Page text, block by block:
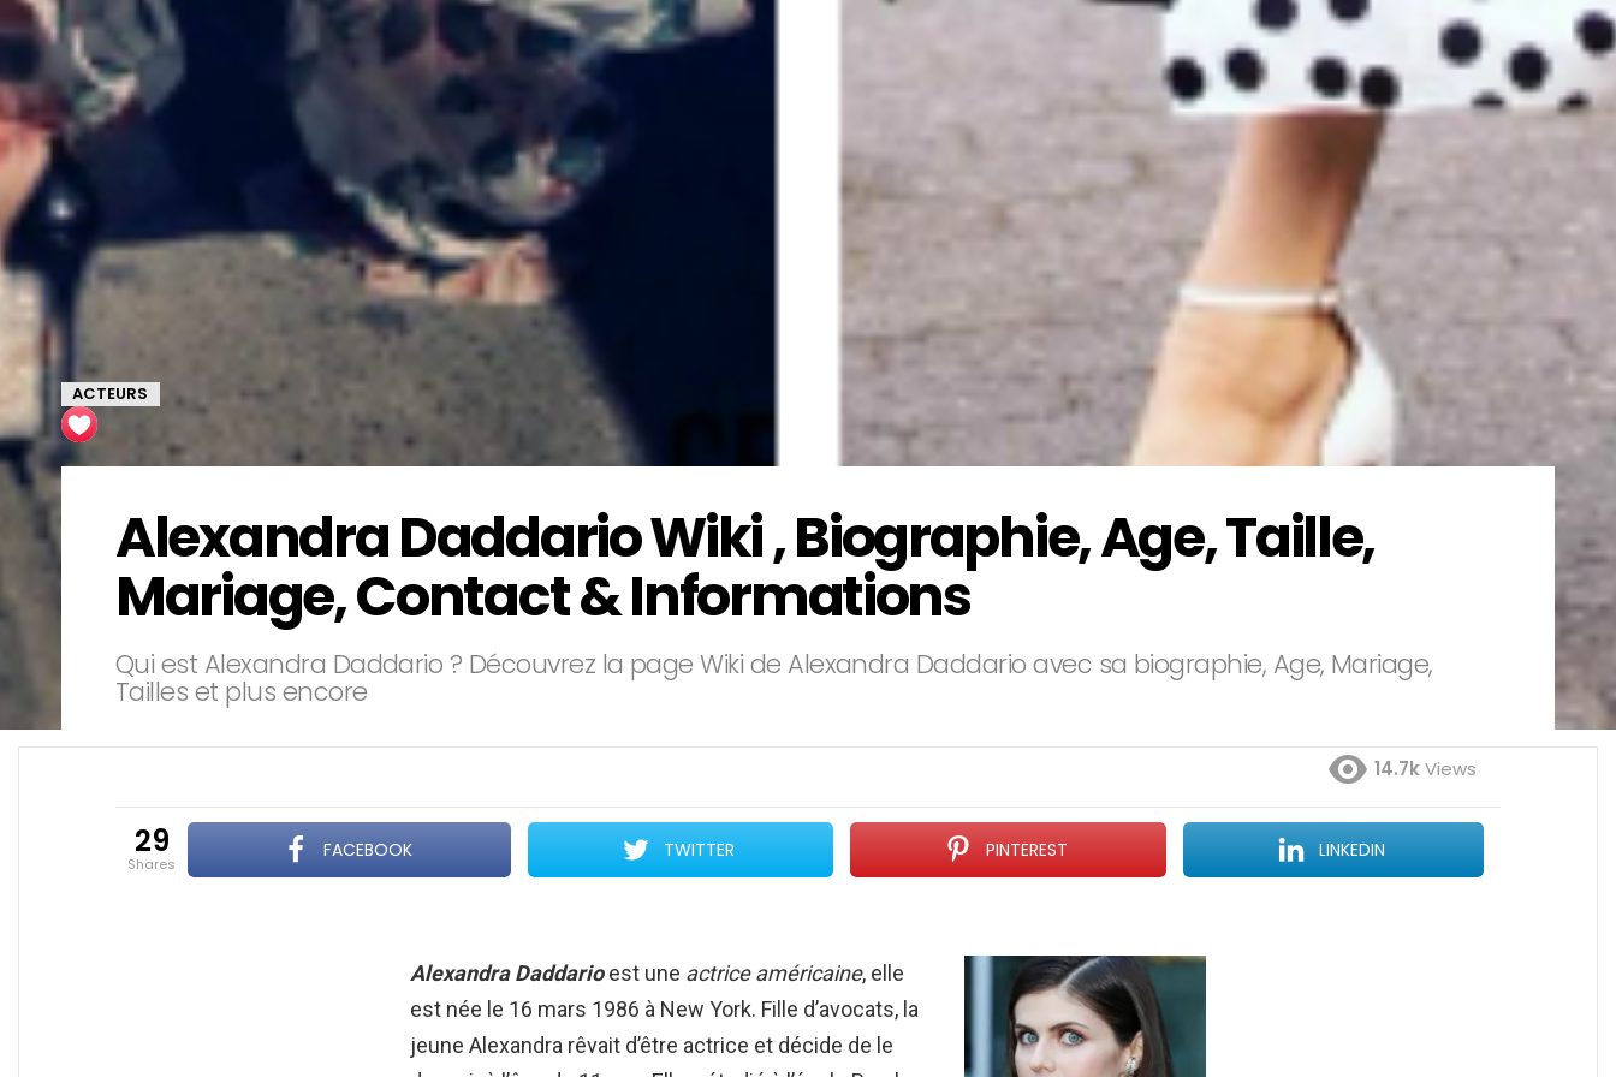
ACTEURS
Alexandra Daddario Wiki , Biographie, Age, Taille,
Mariage, Contact & Informations
Qui est Alexandra Daddario ? Découvrez la page Wiki de Alexandra Daddario avec sa biographie, Age, Mariage,
Tailles et plus encore
14.7kViews
29
shares
FACEBOOK TWITTER PINTEREST LINKEDIN
Alexandra Daddarioest une actrice américaine, elle
est née le 16 mars 1986 à New York. Fille d’avocats, la
jeune Alexandra rêvait d’être actrice et décide de le